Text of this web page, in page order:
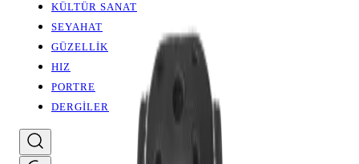
KÜLTÜR SANAT
SEYAHAT
GÜZELLİK
HIZ
PORTRE
DERGİLER